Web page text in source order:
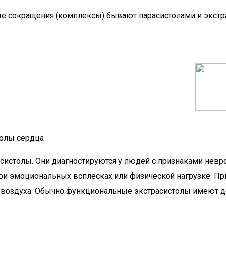
(комплексы) бывают парасистолами и
сердца
Они диагностируются у людей с признаками
эмоциональных всплесках или физической нагрузке.
воздуха. Обычно функциональные экстрасистолы